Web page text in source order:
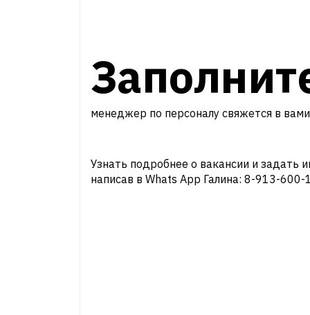
менеджер по персоналу свяжется в
Узнать подробнее о вакансии и
написав в Whats App Галина: 8-913-